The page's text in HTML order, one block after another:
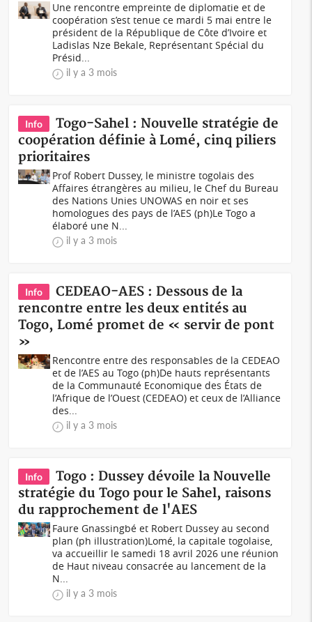
Une rencontre empreinte de diplomatie et de
coopération s’est tenue ce mardi 5 mai entre le
président de la République de Côte d’Ivoire et
Ladislas Nze Bekale, Représentant Spécial du
Présid...
il y a 3 mois
Info
Togo-Sahel : Nouvelle stratégie de
coopération définie à Lomé, cinq piliers
prioritaires
Prof Robert Dussey, le ministre togolais des
Affaires étrangères au milieu, le Chef du Bureau
des Nations Unies UNOWAS en noir et ses
homologues des pays de l’AES (ph)Le Togo a
élaboré une N...
il y a 3 mois
Info
CEDEAO-AES : Dessous de la
rencontre entre les deux entités au
Togo, Lomé promet de « servir de pont
»
Rencontre entre des responsables de la CEDEAO
et de l’AES au Togo (ph)De hauts représentants
de la Communauté Economique des États de
l’Afrique de l’Ouest (CEDEAO) et ceux de l’Alliance
des...
il y a 3 mois
Info
Togo : Dussey dévoile la Nouvelle
stratégie du Togo pour le Sahel, raisons
du rapprochement de l'AES
Faure Gnassingbé et Robert Dussey au second
plan (ph illustration)Lomé, la capitale togolaise,
va accueillir le samedi 18 avril 2026 une réunion
de Haut niveau consacrée au lancement de la
N...
il y a 3 mois